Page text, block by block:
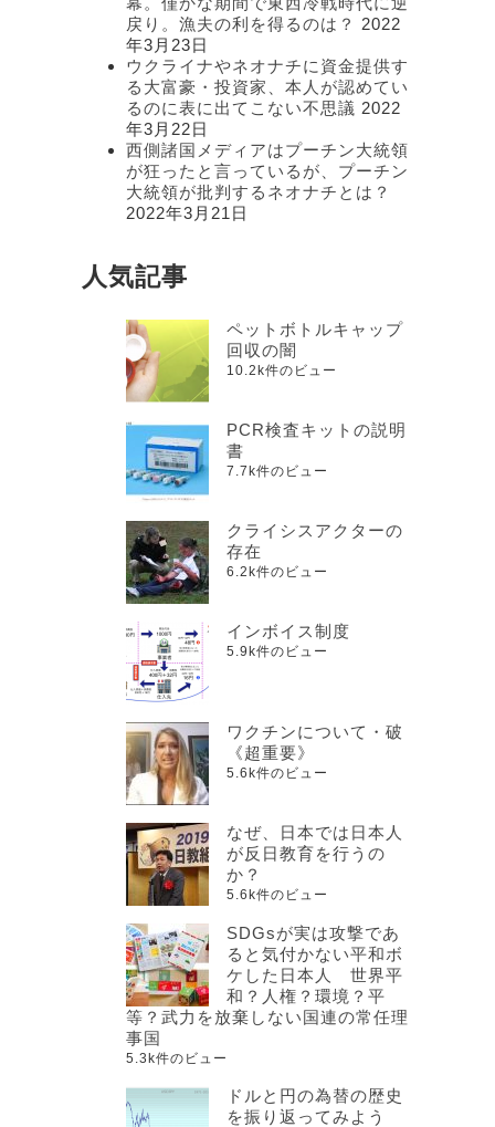
戻り。漁夫の利を得るのは？
2022
年3月23日
ウクライナやネオナチに資金提供す
る大富豪・投資家、本人が認めてい
るのに表に出てこない不思議 2022
年3月22日
西側諸国メディアはプーチン大統領
が狂ったと言っているが、プーチン
大統領が批判するネオナチとは？
2022年3月21日
人気記事
ペットボトルキャップ
回収の闇
10.2k件のビュー
PCR検査キットの説明
書
7.7k件のビュー
クライシスアクターの
存在
6.2k件のビュー
インボイス制度
5.9k件のビュー
ワクチンについて・破
《超重要》
5.6k件のビュー
なぜ、日本では日本人
が反日教育を行うの
か？
5.6k件のビュー
SDGsが実は攻撃であ
ると気付かない平和ボ
ケした日本人 世界平
和？人権？環境？平
等？武力を放棄しない国連の常任理
事国
5.3k件のビュー
ドルと円の為替の歴史
を振り返ってみよう